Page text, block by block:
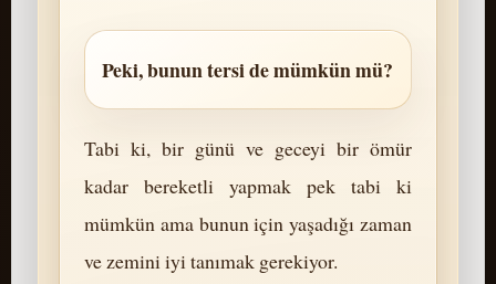
Peki, bunun tersi de mümkün mü?
Tabi ki, bir günü ve geceyi bir ömür
kadar bereketli yapmak pek tabi ki
mümkün ama bunun için yaşadığı zaman
ve zemini iyi tanımak gerekiyor.